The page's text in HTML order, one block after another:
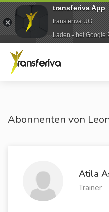
Abonnenten von
Atila
Trainer
transferiva App
transferiva UG
Laden - bei Google